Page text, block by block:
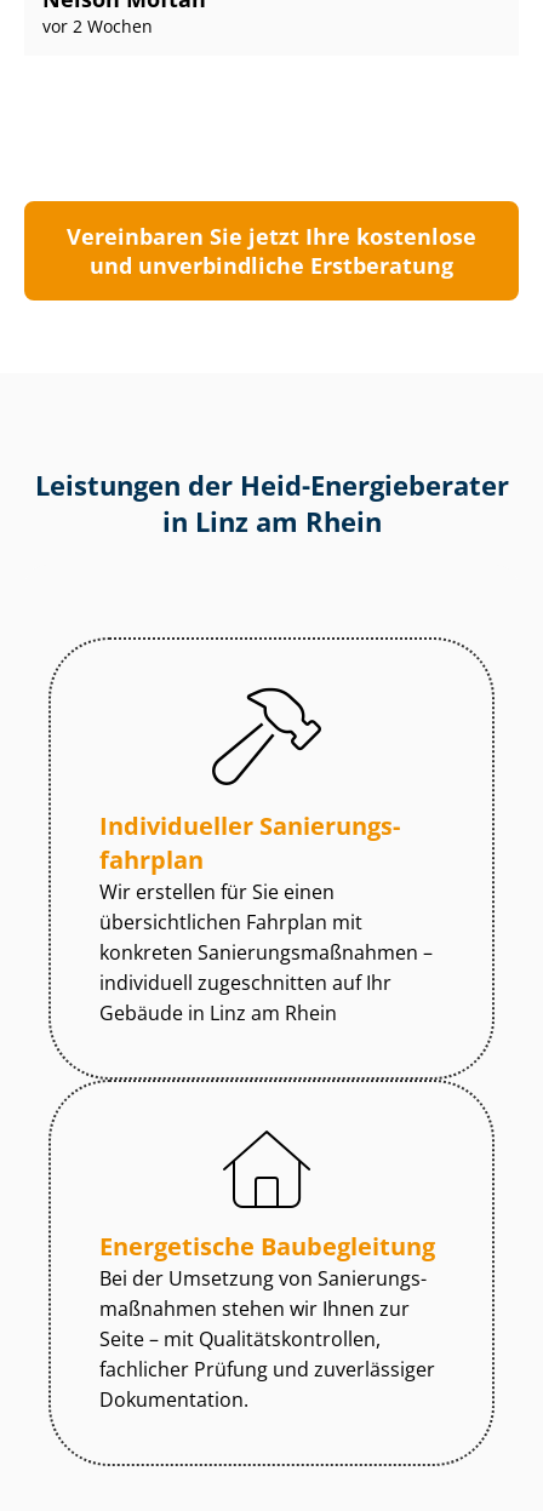
vor 2 Wochen
Vereinbaren Sie jetzt Ihre kostenlose
und unverbindliche Erstberatung
Leistungen der Heid-Energieberater
in Linz am Rhein
Individueller Sa­nie­rungs­
fahr­plan
Wir erstellen für Sie einen
übersichtlichen Fahrplan mit
konkreten Sa­nie­rungs­maß­nah­men –
individuell zugeschnitten auf Ihr
Gebäude in Linz am Rhein
Energetische Baubegleitung
Bei der Umsetzung von Sa­nie­rungs­
maß­nah­men stehen wir Ihnen zur
Seite – mit Qua­li­täts­kon­trol­len,
fachlicher Prüfung und zuverlässiger
Dokumentation.